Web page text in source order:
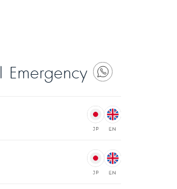
| Emergency